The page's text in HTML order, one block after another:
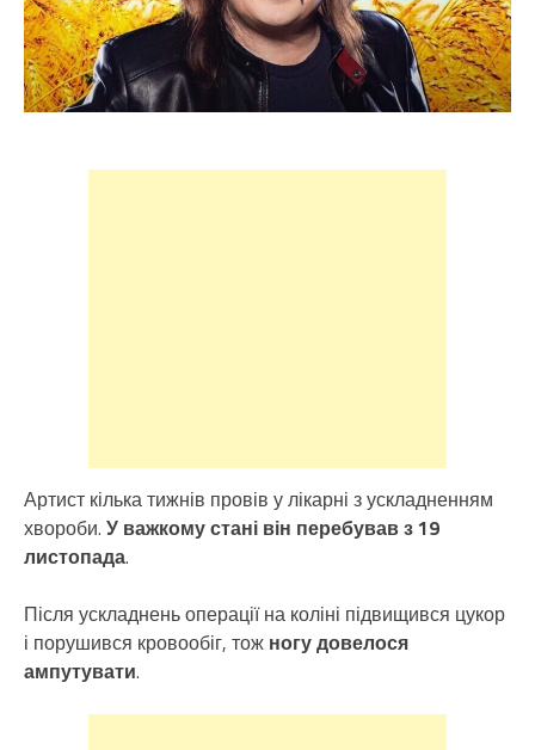
Артист кілька тижнів провів у лікарні з ускладненням
хвороби. У важкому стані він перебував з 19
листопада.
Після ускладнень операції на коліні підвищився цукор
і порушився кровообіг, тож ногу довелося
ампутувати.